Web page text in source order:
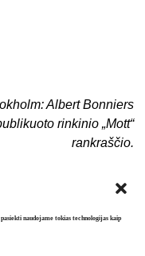
naudojame tokias technologijas kaip
Albert Bonniers
rinkinio „Mott“
rankraščio.